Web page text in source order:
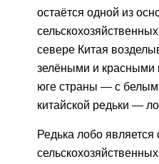
остаётся одной из
севере Китая
зелёными и красными
юге страны — с
китайской редьки —
Редька лобо